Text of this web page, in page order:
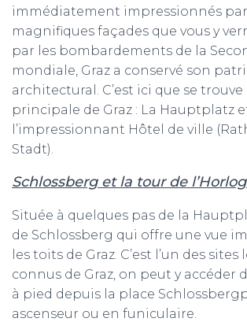
immédiatement impressionnés
magnifiques façades que vous y
par les bombardements de la
mondiale, Graz a conservé son
architectural. C’est ici que se trouve
principale de Graz : La Hauptplatz
l’impressionnant Hôtel de ville
Stadt).
Schlossberg et la tour de
Située à quelques pas de la
de Schlossberg qui offre une vue
les toits de Graz. C’est l’un des sites
connus de Graz, on peut y accéder
à pied depuis la place
ascenseur ou en funiculaire.